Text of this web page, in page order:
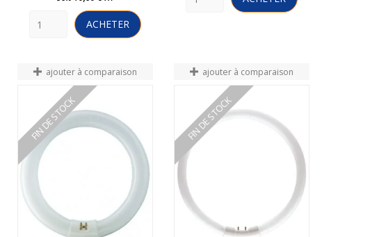
ACHETER
ajouter à comparaison
FIN DE STOCK
ajouter à comparaison
FIN DE STOCK